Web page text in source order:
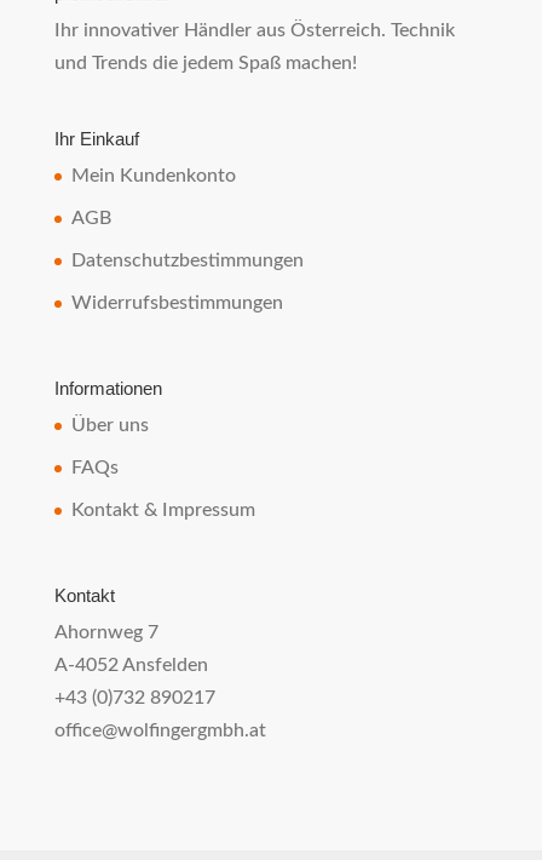
Ihr innovativer Händler aus Österreich. Technik
und Trends die jedem Spaß machen!
Ihr Einkauf
Mein Kundenkonto
AGB
Datenschutzbestimmungen
Widerrufsbestimmungen
Informationen
Über uns
FAQs
Kontakt & Impressum
Kontakt
Ahornweg 7
A-4052 Ansfelden
+43 (0)732 890217
office@wolfingergmbh.at